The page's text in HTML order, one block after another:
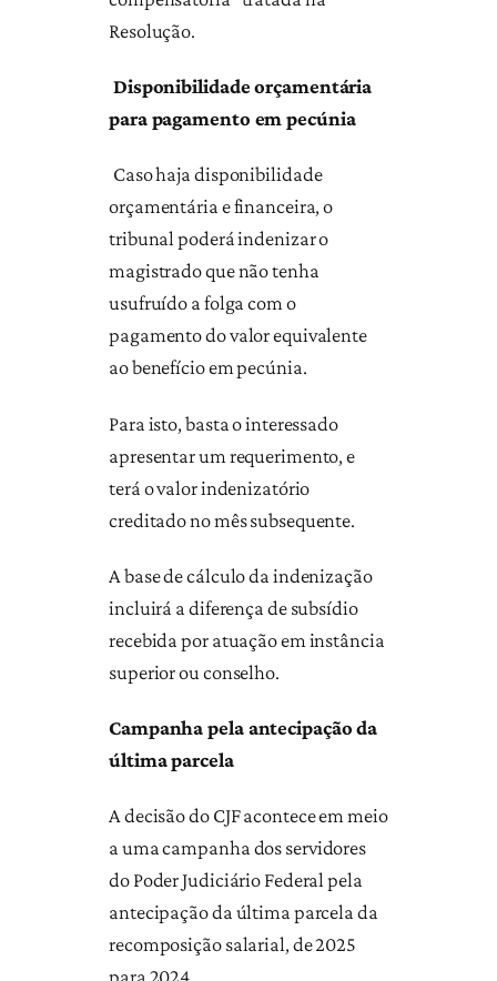
Resolução.
Disponibilidade orçamentária
para pagamento em pecúnia
Caso haja disponibilidade
orçamentária e financeira, o
tribunal poderá indenizar o
magistrado que não tenha
usufruído a folga com o
pagamento do valor equivalente
ao benefício em pecúnia.
Para isto, basta o interessado
apresentar um requerimento, e
terá o valor indenizatório
creditado no mês subsequente.
A base de cálculo da indenização
incluirá a diferença de subsídio
recebida por atuação em instância
superior ou conselho.
Campanha pela antecipação da
última parcela
A decisão do CJF acontece em meio
a uma campanha dos servidores
do Poder Judiciário Federal pela
antecipação da última parcela da
recomposição salarial, de 2025
para 2024.